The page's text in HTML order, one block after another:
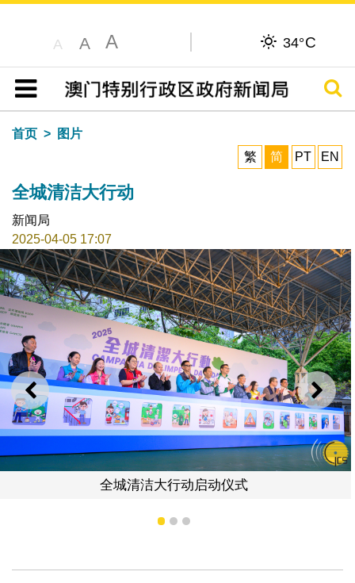
A A A 34°C
目录
搜寻
首页
图片
繁
简 PT EN
全城清洁大行动
新闻局
2025-04-05 17:07
上一则 下一
全城清洁大行动启动仪式
1 2 3